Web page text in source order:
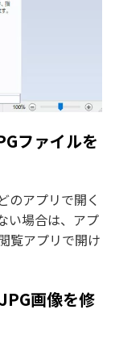
ファイルを
のアプリで開く
い場合は、アプ
覧アプリで開け
画像を修